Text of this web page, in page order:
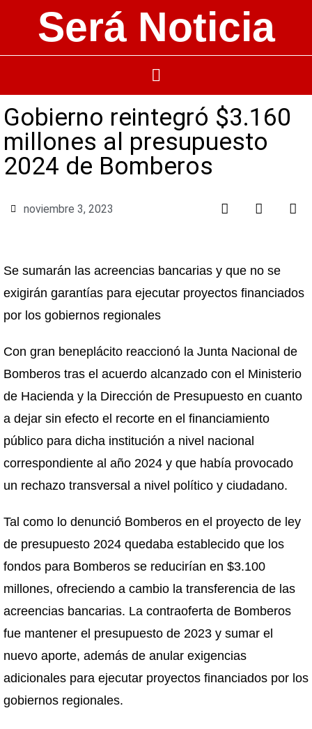
Será Noticia
Gobierno reintegró $3.160
millones al presupuesto
2024 de Bomberos
noviembre 3, 2023
Se sumarán las acreencias bancarias y que no se
exigirán garantías para ejecutar proyectos financiados
por los gobiernos regionales
Con gran beneplácito reaccionó la Junta Nacional de
Bomberos tras el acuerdo alcanzado con el Ministerio
de Hacienda y la Dirección de Presupuesto en cuanto
a dejar sin efecto el recorte en el financiamiento
público para dicha institución a nivel nacional
correspondiente al año 2024 y que había provocado
un rechazo transversal a nivel político y ciudadano.
Tal como lo denunció Bomberos en el proyecto de ley
de presupuesto 2024 quedaba establecido que los
fondos para Bomberos se reducirían en $3.100
millones, ofreciendo a cambio la transferencia de las
acreencias bancarias. La contraoferta de Bomberos
fue mantener el presupuesto de 2023 y sumar el
nuevo aporte, además de anular exigencias
adicionales para ejecutar proyectos financiados por los
gobiernos regionales.